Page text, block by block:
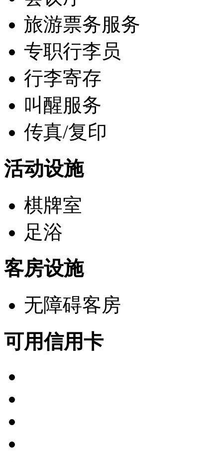
旅游票务服务
专职行李员
行李寄存
叫醒服务
传真/复印
活动设施
棋牌室
足浴
客房设施
无障碍客房
可用信用卡